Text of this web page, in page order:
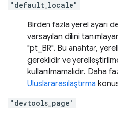
"default_locale"
Birden fazla yerel ayarı
varsayılan dilini
"pt_BR". Bu anahtar,
gereklidir ve
kullanılmamalıdır. Daha
Uluslararasılaştırma
"devtools_page"